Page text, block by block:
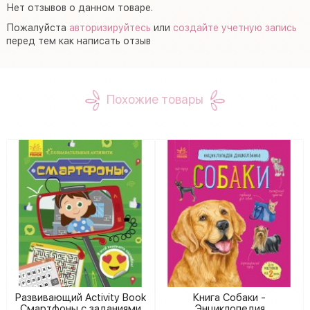
Нет отзывов о данном товаре.
Пожалуйста авторизируйтесь или создайте учетную запись
перед тем как написать отзыв
Похожие товары
Развивающий Activity Book
Книга Собаки -